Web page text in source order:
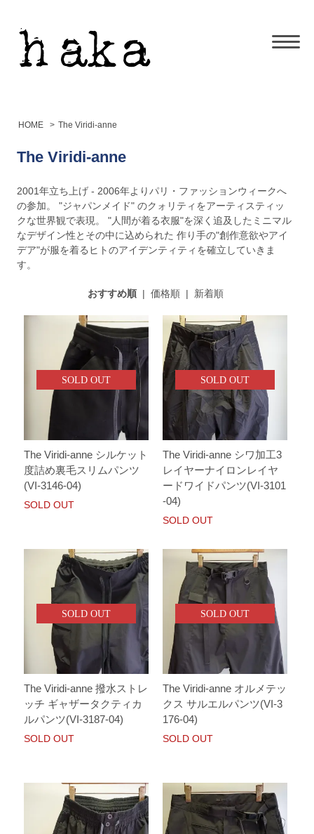
HOME > The Viridi-anne
The Viridi-anne
2001年立ち上げ - 2006年よりパリ・ファッションウィークへ
の参加。 "ジャパンメイド" のクォリティをアーティスティッ
クな世界観で表現。 "人間が着る衣服"を深く追及したミニマル
なデザイン性とその中に込められた 作り手の"創作意欲やアイ
デア"が服を着るヒトのアイデンティティを確立していきま
す。
おすすめ順| 価格順| 新着順
SOLD OUT
The Viridi-anne シルケット
度詰め裏毛スリムパンツ
(VI-3146-04)
SOLD OUT
SOLD OUT
The Viridi-anne シワ加工3
レイヤーナイロンレイヤ
ードワイドパンツ(VI-3101
-04)
SOLD OUT
SOLD OUT
The Viridi-anne 撥水ストレ
ッチ ギャザータクティカ
ルパンツ(VI-3187-04)
SOLD OUT
SOLD OUT
The Viridi-anne オルメテッ
クス サルエルパンツ(VI-3
176-04)
SOLD OUT